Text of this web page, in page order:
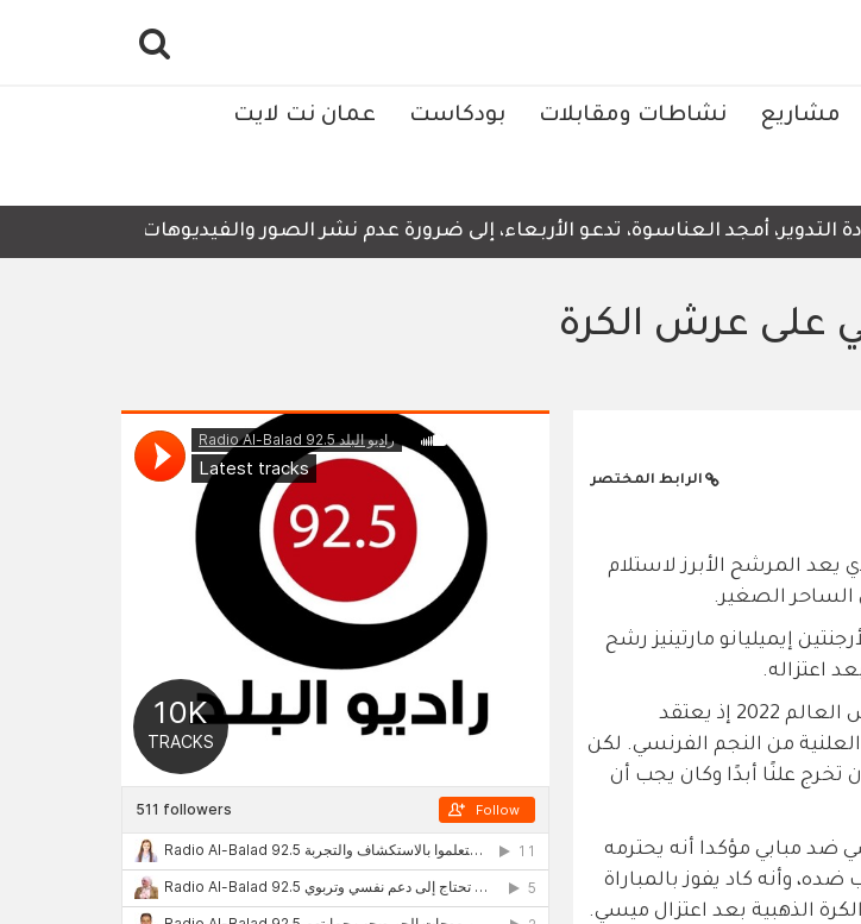
مشاريع نشاطات ومقابلات بودكاست عمان نت لايت
أمجد العناسوة، تدعو الأربعاء، إلى ضرورة عدم نشر الصور والفيديوهات التي لا تحتوي
على عرش الكرة
الرابط المختصر
يعد المرشح الأبرز لاستلام
الساحر الصغير.
إن حارس مرمى الأرجنتين إيميليانو مارتينيز رشح
اعتزاله.
وقد أثار مارتينيز الجدل مؤخرًا بسلوكه تجاه مبابي بعد نهائي كأس العالم 2022 إذ يعتقد
من النجم الفرنسي. لكن
تخرج علنًا أبدًا وكان يجب أن
ضد مبابي مؤكدا أنه يحترمه
وأنه كاد يفوز بالمباراة
الذهبية بعد اعتزال ميسي.